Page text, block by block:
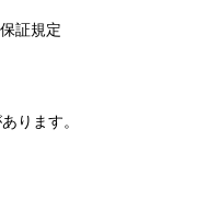
証規定
ります。